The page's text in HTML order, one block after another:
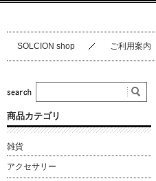
SOLCION shop ご利用案内
商品カテゴリ
雑貨
アクセサリー